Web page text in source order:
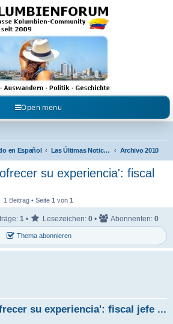
- Das
Geschichte und Visum in Kolumbien und Venezuela.
im Kolumbienforum
Open menu
en Español Las Últimas Noticias en Español Archivo 2010
su experiencia': fiscal
1 Beitrag • Seite 1 von 1
Thema abonnieren
1 • Lesezeichen: 0 • Abonnenten: 0
su experiencia': fiscal jefe ...